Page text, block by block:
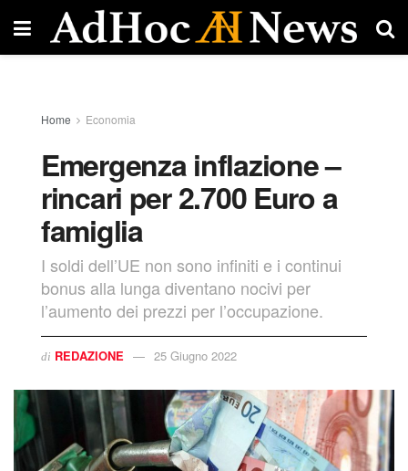
Home Economia
Emergenza inflazione –
rincari per 2.700 Euro a
famiglia
I soldi dell’UE non sono infiniti e i continui
bonus alla lunga diventano nocivi per
l’aumento dei prezzi per l’occupazione.
di REDAZIONE 25 Giugno 2022